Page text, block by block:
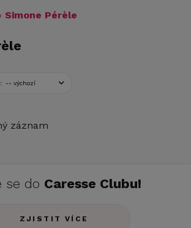
Simone Pérèle
záznam
se do Caresse Clubu!
ZJISTIT VÍCE